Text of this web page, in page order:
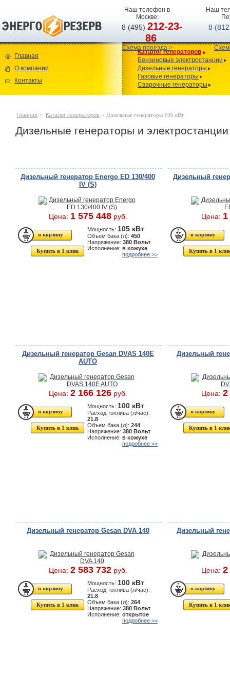
Наш телефон в
Москве:
8 (495)212-23-
86
Схема проезда >
Наш
8
Главная
О компании
Контакты
Каталог генераторов
Бензиновые электростанции
Дизельные генераторы
Газовые генераторы
Сварочные генераторы
Главная > Каталог генераторов > Дизельные генераторы 100 кВт
Дизельные генераторы и
Дизельный генератор Energo ED 130/400
IV (S)
Цена: 1 575 448руб.
Купить в 1 клик
Мощность: 105 кВт
Объем бака (л): 450
Напряжение: 380 Вольт
Исполнение: в кожухе
подробнее >>
Дизельный
Цена:
Купить в 1
Дизельный генератор Gesan DVAS 140E
AUTO
Цена: 2 166 126руб.
Купить в 1 клик
Мощность: 100 кВт
Расход топлива (л/час):
21.8
Объем бака (л): 244
Напряжение: 380 Вольт
Исполнение: в кожухе
подробнее >>
Дизельный
Цена: 2
Купить в 1
Дизельный генератор Gesan DVA 140
Цена: 2 583 732руб.
Купить в 1 клик
Мощность: 100 кВт
Расход топлива (л/час):
21.8
Объем бака (л): 264
Напряжение: 380 Вольт
Исполнение: открытое
подробнее >>
Дизельный
Цена: 2
Купить в 1